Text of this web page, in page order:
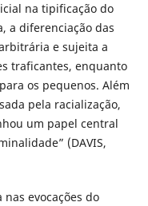
na tipificação do
a diferenciação das
e sujeita a
traficantes, enquanto
os pequenos. Além
pela racialização,
um papel central
(DAVIS,
evocações do